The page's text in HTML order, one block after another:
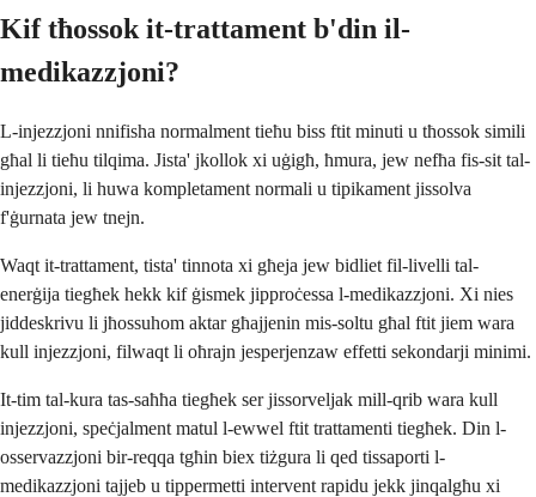
Kif tħossok it-trattament b'din il-
medikazzjoni?
L-injezzjoni nnifisha normalment tieħu biss ftit minuti u tħossok simili
għal li tieħu tilqima. Jista' jkollok xi uġigħ, ħmura, jew nefħa fis-sit tal-
injezzjoni, li huwa kompletament normali u tipikament jissolva
f'ġurnata jew tnejn.
Waqt it-trattament, tista' tinnota xi għeja jew bidliet fil-livelli tal-
enerġija tiegħek hekk kif ġismek jipproċessa l-medikazzjoni. Xi nies
jiddeskrivu li jħossuhom aktar għajjenin mis-soltu għal ftit jiem wara
kull injezzjoni, filwaqt li oħrajn jesperjenzaw effetti sekondarji minimi.
It-tim tal-kura tas-saħħa tiegħek ser jissorveljak mill-qrib wara kull
injezzjoni, speċjalment matul l-ewwel ftit trattamenti tiegħek. Din l-
osservazzjoni bir-reqqa tgħin biex tiżgura li qed tissaporti l-
medikazzjoni tajjeb u tippermetti intervent rapidu jekk jinqalgħu xi